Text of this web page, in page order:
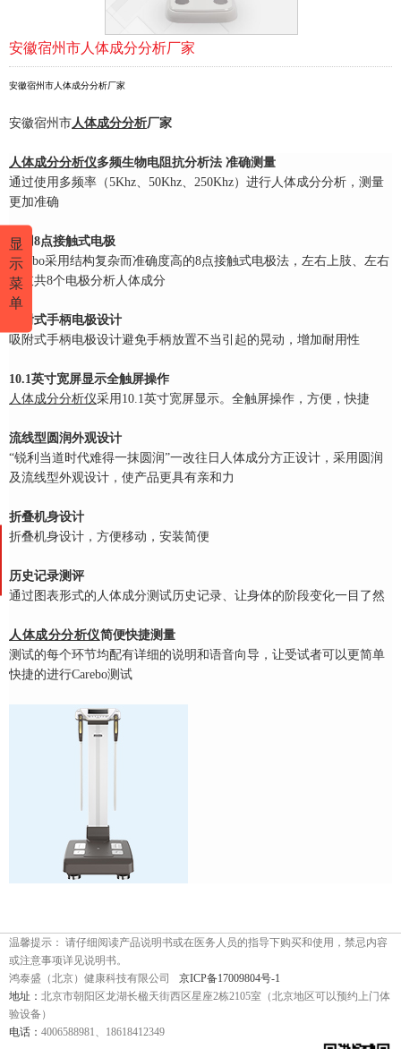
安徽宿州市人体成分分析厂家
安徽宿州市人体成分分析厂家
安徽宿州市人体成分分析厂家
人体成分分析仪多频生物电阻抗分析法 准确测量
通过使用多频率（5Khz、50Khz、250Khz）进行人体成分分析，测量
更加准确
采用8点接触式电极
Carebo采用结构复杂而准确度高的8点接触式电极法，左右上肢、左右
下肢共8个电极分析人体成分
吸附式手柄电极设计
吸附式手柄电极设计避免手柄放置不当引起的晃动，增加耐用性
10.1英寸宽屏显示全触屏操作
人体成分分析仪采用10.1英寸宽屏显示。全触屏操作，方便，快捷
流线型圆润外观设计
“锐利当道时代难得一抹圆润”一改往日人体成分方正设计，采用圆润
及流线型外观设计， 使产品更具有亲和力
折叠机身设计
折叠机身设计，方便移动，安装简便
历史记录测评
通过图表形式的人体成分测试历史记录、让身体的阶段变化一目了然
人体成分分析仪简便快捷测量
测试的每个环节均配有详细的说明和语音向导，让受试者可以更简单
快捷的进行Carebo测试
显
示
菜
单
温馨提示： 请仔细阅读产品说明书或在医务人员的指导下购买和使用，禁忌内容
或注意事项详见说明书。
鸿泰盛（北京）健康科技有限公司
京ICP备17009804号-1
地址： 北京市朝阳区龙湖长楹天街西区星座2栋2105室（北京地区可以预约上门体
验设备）
电话： 4006588981、18618412349